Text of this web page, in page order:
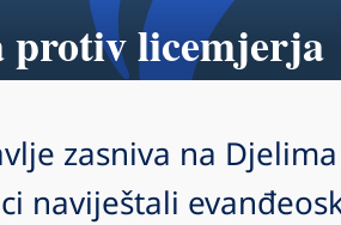
protiv licemjerja
zasniva na
naviještali